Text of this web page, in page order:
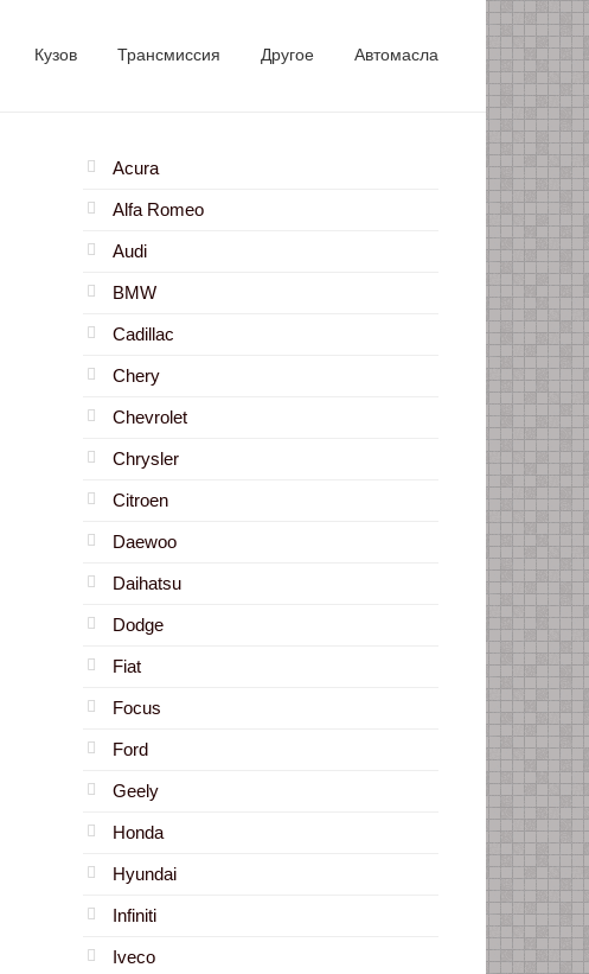
Кузов Трансмиссия Другое Автомасла
Acura
Alfa Romeo
Audi
BMW
Cadillac
Chery
Chevrolet
Chrysler
Citroen
Daewoo
Daihatsu
Dodge
Fiat
Focus
Ford
Geely
Honda
Hyundai
Infiniti
Iveco